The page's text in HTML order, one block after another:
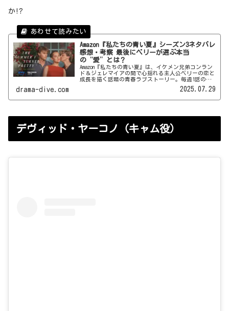
か!?
Amazon『私たちの青い夏』シーズン3ネタバレ
感想・考察 最後にベリーが選ぶ本当
の“愛”とは？
Amazon『私たちの青い夏』は、イケメン兄弟コンラン
ド＆ジェレマイアの間で心揺れる主人公ベリーの恋と
成長を描く話題の青春ラブストーリー。毎週1話の配
drama-dive.com 2025.07.29
デヴィッド・ヤーコノ（キャム役）